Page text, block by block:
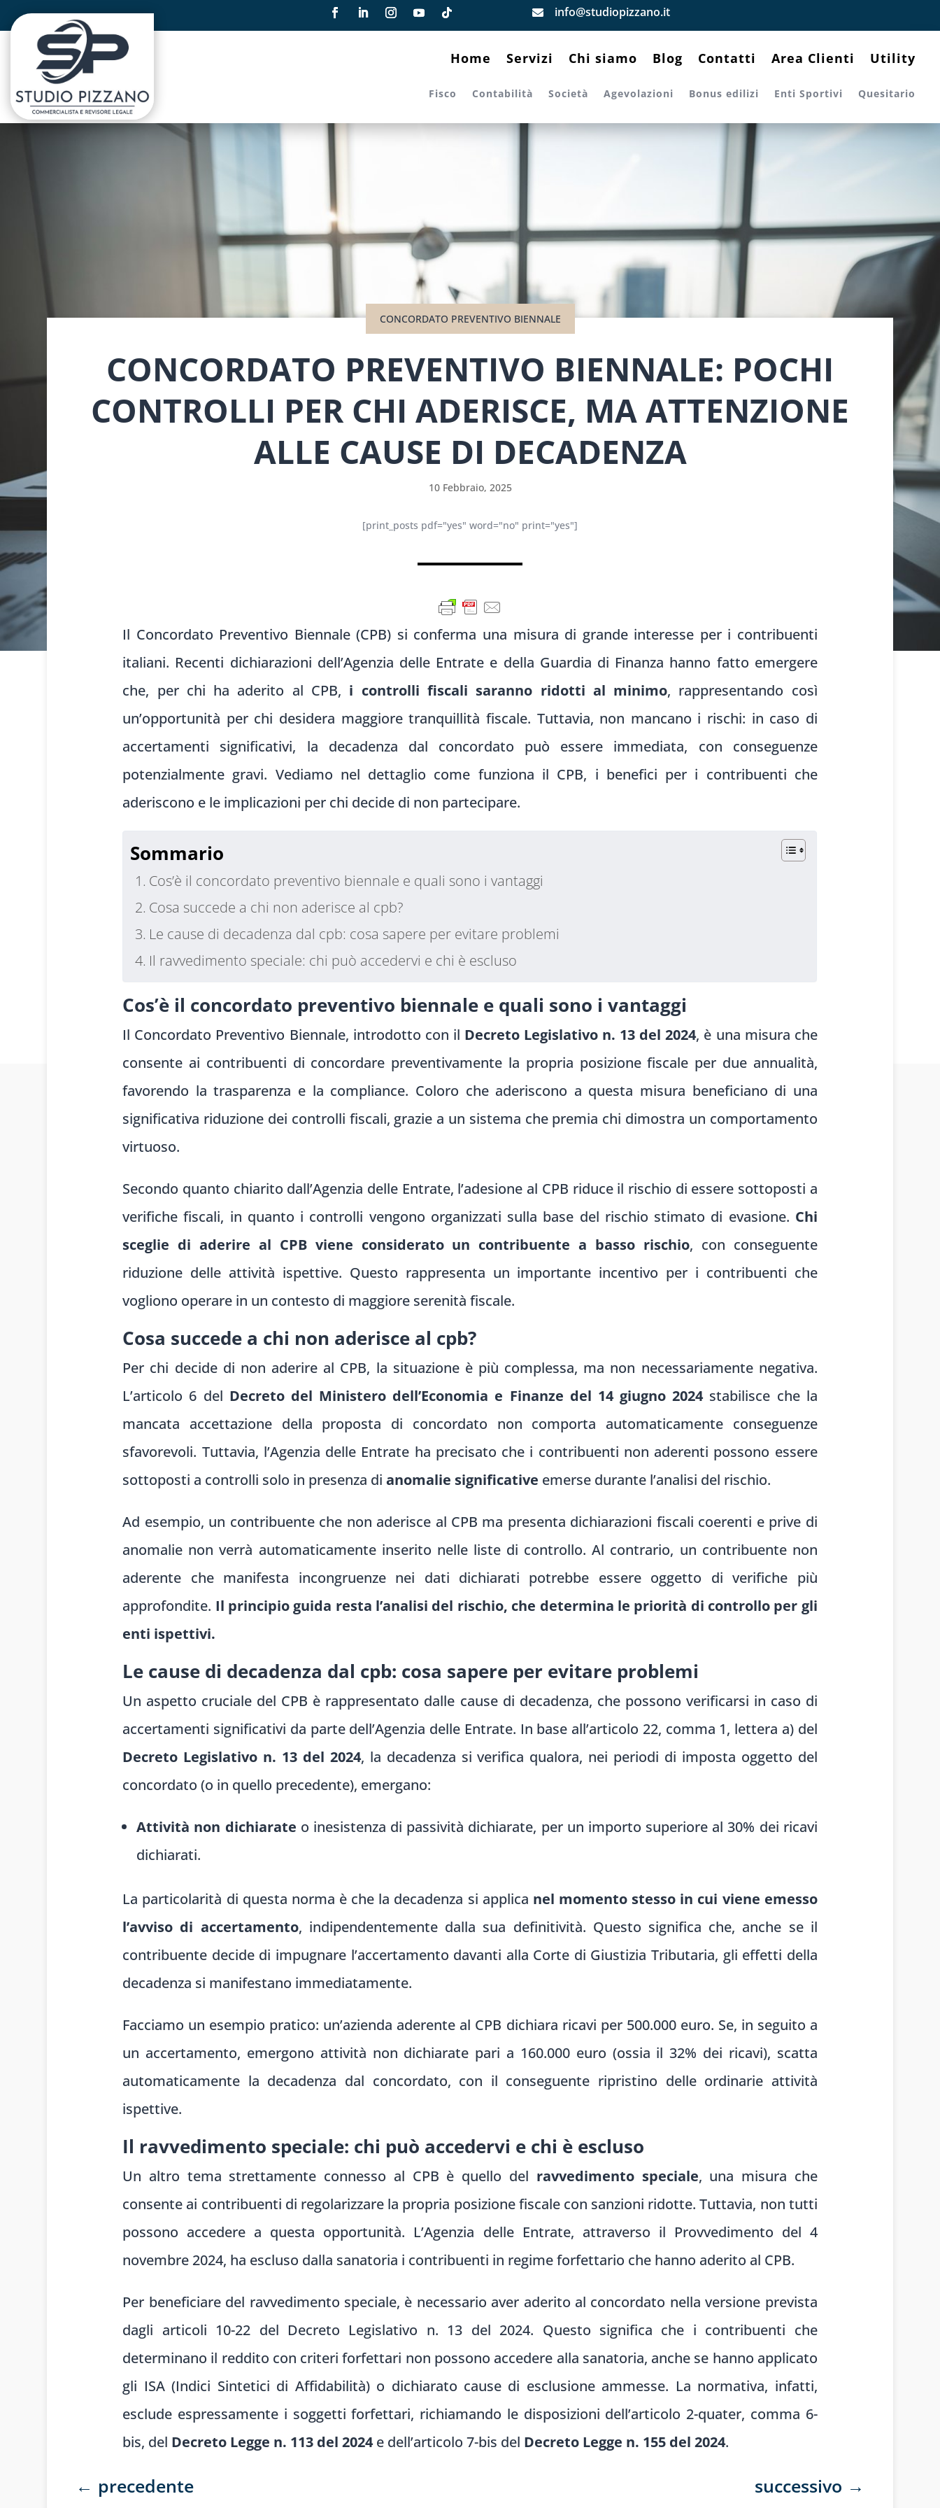
 info@studiopizzano.it
Home Servizi Chi siamo Blog Contatti Area Clienti Utility
Fisco Contabilità Società Agevolazioni Bonus edilizi Enti Sportivi Quesitario
CONCORDATO PREVENTIVO BIENNALE
CONCORDATO PREVENTIVO BIENNALE: POCHI
CONTROLLI PER CHI ADERISCE, MA ATTENZIONE
ALLE CAUSE DI DECADENZA
10 Febbraio, 2025
[print_posts pdf="yes" word="no" print="yes"]
Il Concordato Preventivo Biennale (CPB) si conferma una misura di grande interesse per i contribuenti
italiani. Recenti dichiarazioni dell’Agenzia delle Entrate e della Guardia di Finanza hanno fatto emergere
che, per chi ha aderito al CPB, i controlli fiscali saranno ridotti al minimo, rappresentando così
un’opportunità per chi desidera maggiore tranquillità fiscale. Tuttavia, non mancano i rischi: in caso di
accertamenti significativi, la decadenza dal concordato può essere immediata, con conseguenze
potenzialmente gravi. Vediamo nel dettaglio come funziona il CPB, i benefici per i contribuenti che
aderiscono e le implicazioni per chi decide di non partecipare.
Sommario
Cos’è il concordato preventivo biennale e quali sono i vantaggi
Cosa succede a chi non aderisce al cpb?
Le cause di decadenza dal cpb: cosa sapere per evitare problemi
Il ravvedimento speciale: chi può accedervi e chi è escluso
Cos’è il concordato preventivo biennale e quali sono i vantaggi
Il Concordato Preventivo Biennale, introdotto con il Decreto Legislativo n. 13 del 2024, è una misura che
consente ai contribuenti di concordare preventivamente la propria posizione fiscale per due annualità,
favorendo la trasparenza e la compliance. Coloro che aderiscono a questa misura beneficiano di una
significativa riduzione dei controlli fiscali, grazie a un sistema che premia chi dimostra un comportamento
virtuoso.
Secondo quanto chiarito dall’Agenzia delle Entrate, l’adesione al CPB riduce il rischio di essere sottoposti a
verifiche fiscali, in quanto i controlli vengono organizzati sulla base del rischio stimato di evasione. Chi
sceglie di aderire al CPB viene considerato un contribuente a basso rischio, con conseguente
riduzione delle attività ispettive. Questo rappresenta un importante incentivo per i contribuenti che
vogliono operare in un contesto di maggiore serenità fiscale.
Cosa succede a chi non aderisce al cpb?
Per chi decide di non aderire al CPB, la situazione è più complessa, ma non necessariamente negativa.
L’articolo 6 del Decreto del Ministero dell’Economia e Finanze del 14 giugno 2024stabilisce che la
mancata accettazione della proposta di concordato non comporta automaticamente conseguenze
sfavorevoli. Tuttavia, l’Agenzia delle Entrate ha precisato che i contribuenti non aderenti possono essere
sottoposti a controlli solo in presenza dianomalie significative emerse durante l’analisi del rischio.
Ad esempio, un contribuente che non aderisce al CPB ma presenta dichiarazioni fiscali coerenti e prive di
anomalie non verrà automaticamente inserito nelle liste di controllo. Al contrario, un contribuente non
aderente che manifesta incongruenze nei dati dichiarati potrebbe essere oggetto di verifiche più
approfondite. Il principio guida resta l’analisi del rischio, che determina le priorità di controllo per gli
enti ispettivi.
Le cause di decadenza dal cpb: cosa sapere per evitare problemi
Un aspetto cruciale del CPB è rappresentato dalle cause di decadenza, che possono verificarsi in caso di
accertamenti significativi da parte dell’Agenzia delle Entrate. In base all’articolo 22, comma 1, lettera a) del
Decreto Legislativo n. 13 del 2024, la decadenza si verifica qualora, nei periodi di imposta oggetto del
concordato (o in quello precedente), emergano:
Attività non dichiarate o inesistenza di passività dichiarate, per un importo superiore al 30% dei ricavi
dichiarati.
La particolarità di questa norma è che la decadenza si applica nel momento stesso in cui viene emesso
l’avviso di accertamento, indipendentemente dalla sua definitività. Questo significa che, anche se il
contribuente decide di impugnare l’accertamento davanti alla Corte di Giustizia Tributaria, gli effetti della
decadenza si manifestano immediatamente.
Facciamo un esempio pratico: un’azienda aderente al CPB dichiara ricavi per 500.000 euro. Se, in seguito a
un accertamento, emergono attività non dichiarate pari a 160.000 euro (ossia il 32% dei ricavi), scatta
automaticamente la decadenza dal concordato, con il conseguente ripristino delle ordinarie attività
ispettive.
Il ravvedimento speciale: chi può accedervi e chi è escluso
Un altro tema strettamente connesso al CPB è quello del ravvedimento speciale, una misura che
consente ai contribuenti di regolarizzare la propria posizione fiscale con sanzioni ridotte. Tuttavia, non tutti
possono accedere a questa opportunità. L’Agenzia delle Entrate, attraverso il Provvedimento del 4
novembre 2024, ha escluso dalla sanatoria i contribuenti in regime forfettario che hanno aderito al CPB.
Per beneficiare del ravvedimento speciale, è necessario aver aderito al concordato nella versione prevista
dagli articoli 10-22 del Decreto Legislativo n. 13 del 2024. Questo significa che i contribuenti che
determinano il reddito con criteri forfettari non possono accedere alla sanatoria, anche se hanno applicato
gli ISA (Indici Sintetici di Affidabilità) o dichiarato cause di esclusione ammesse. La normativa, infatti,
esclude espressamente i soggetti forfettari, richiamando le disposizioni dell’articolo 2-quater, comma 6-
bis, del Decreto Legge n. 113 del 2024e dell’articolo 7-bis del Decreto Legge n. 155 del 2024.
← precedente successivo →